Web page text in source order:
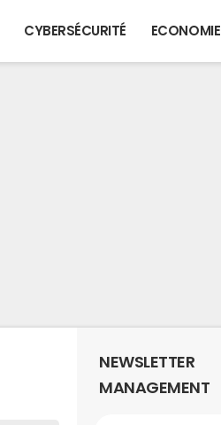
CYBERSÉCURITÉ ECONOMIE
NEWSLETTER
MANAGEMENT